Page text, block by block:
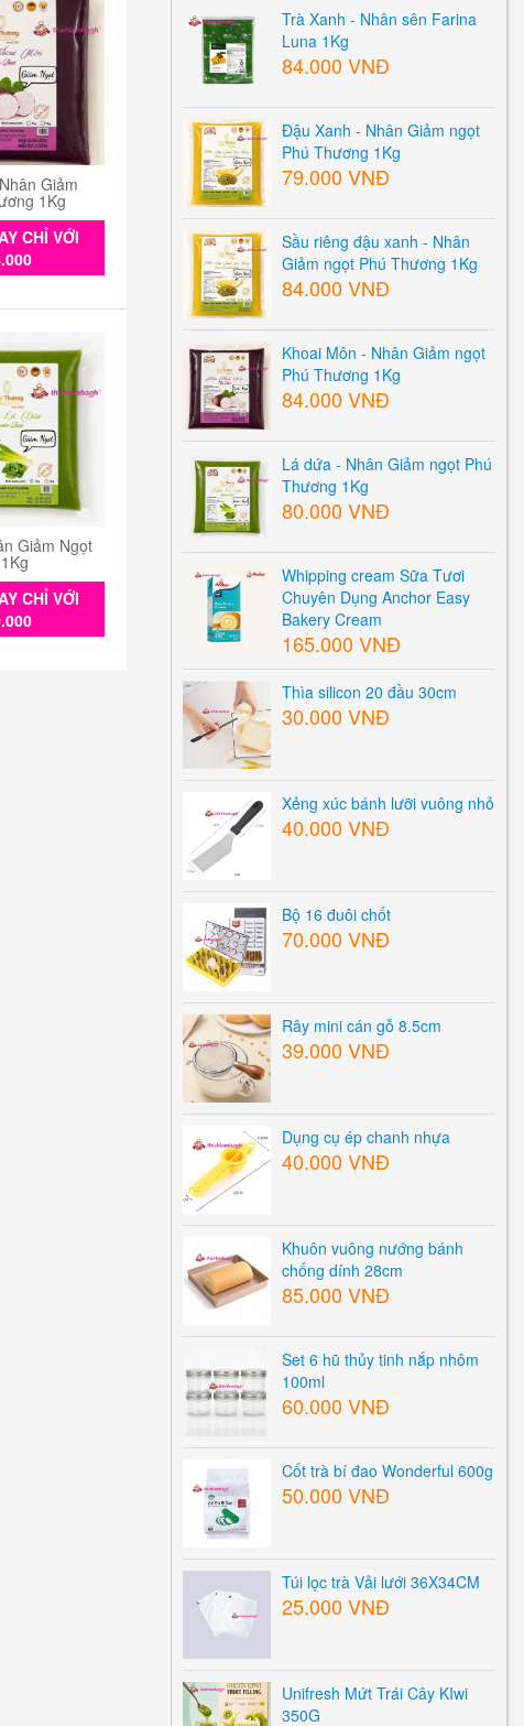
Giảm
1Kg
CHỈ VỚI
Giảm Ngọt
CHỈ VỚI
Trà Xanh - Nhân sên Farina
Luna 1Kg
84.000 VNĐ
Đậu Xanh - Nhân Giảm ngọt
Phú Thương 1Kg
79.000 VNĐ
Sầu riêng đậu xanh - Nhân
Giảm ngọt Phú Thương 1Kg
84.000 VNĐ
Khoai Môn - Nhân Giảm ngọt
Phú Thương 1Kg
84.000 VNĐ
Lá dứa - Nhân Giảm ngọt Phú
Thương 1Kg
80.000 VNĐ
Whipping cream Sữa Tươi
Chuyên Dụng Anchor Easy
Bakery Cream
165.000 VNĐ
Thìa silicon 20 đầu 30cm
30.000 VNĐ
Xẻng xúc bánh lưỡi vuông nhỏ
40.000 VNĐ
Bộ 16 đuôi chốt
70.000 VNĐ
Rây mini cán gỗ 8.5cm
39.000 VNĐ
Dụng cụ ép chanh nhựa
40.000 VNĐ
Khuôn vuông nướng bánh
chống dính 28cm
85.000 VNĐ
Set 6 hũ thủy tinh nắp nhôm
100ml
60.000 VNĐ
Cốt trà bí đao Wonderful 600g
50.000 VNĐ
Túi lọc trà Vải lưới 36X34CM
25.000 VNĐ
Unifresh Mứt Trái Cây KIwi
350G